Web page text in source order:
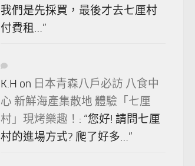
我們是先採買，最後才去七厘村
付費租…”
K.H on 日本青森八戶必訪 八食中
心 新鮮海產集散地 體驗「七厘
村」現烤樂趣！ : “您好! 請問七厘
村的進場方式? 爬了好多…”